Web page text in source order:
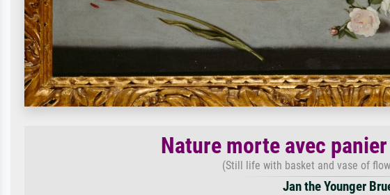
Nature morte avec
(Still life with basket and vase of
Jan the Younger